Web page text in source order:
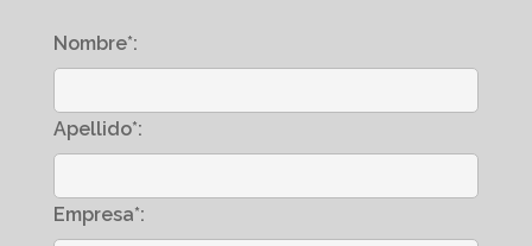
Nombre*:
Apellido*:
Empresa*: